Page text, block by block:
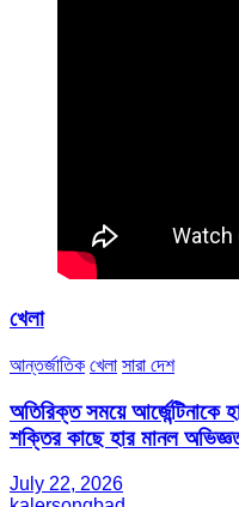
খেলা
আন্তর্জাতিক খেলা সারা দেশ
অতিরিক্ত সময়ে আর্জেন্টিনাকে
শক্তির কাছে হার মানল
July 22, 2026